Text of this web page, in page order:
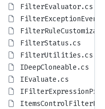
FilterEvaluator.cs
FilterStatus.cs
FilterUtilities.cs
IDeepCloneable.cs
IEvaluate.cs